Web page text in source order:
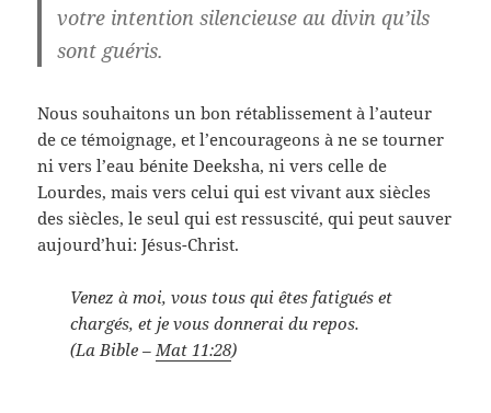
votre intention silencieuse au divin qu’ils
sont guéris.
Nous souhaitons un bon rétablissement à l’auteur
de ce témoignage, et l’encourageons à ne se tourner
ni vers l’eau bénite Deeksha, ni vers celle de
Lourdes, mais vers celui qui est vivant aux siècles
des siècles, le seul qui est ressuscité, qui peut sauver
aujourd’hui: Jésus-Christ.
Venez à moi, vous tous qui êtes fatigués et
chargés, et je vous donnerai du repos.
(La Bible –Mat 11:28)